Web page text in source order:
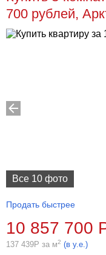
700 рублей,
Все 10 фото
Продать быстрее
10 857 700
137 439Р за м2 (в у.е.)